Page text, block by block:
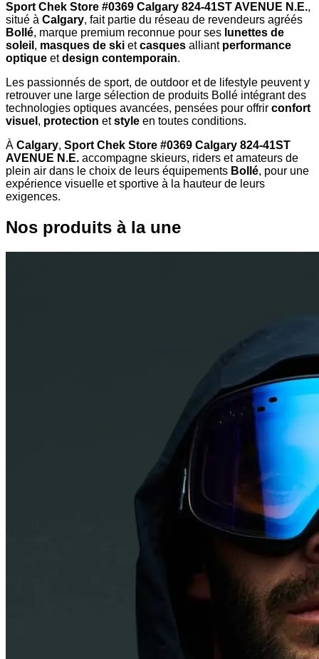
Sport Chek Store #0369 Calgary 824-41ST AVENUE N.E.,
situé à Calgary, fait partie du réseau de revendeurs agréés
Bollé, marque premium reconnue pour ses lunettes de
soleil , masques de ski etcasques alliant performance
optique etdesign contemporain.
Les passionnés de sport, de outdoor et de lifestyle peuvent y
retrouver une large sélection de produits Bollé intégrant des
technologies optiques avancées, pensées pour offrir confort
visuel , protection etstyle en toutes conditions.
À Calgary, Sport Chek Store #0369 Calgary 824-41ST
AVENUE N.E. accompagne skieurs, riders et amateurs de
plein air dans le choix de leurs équipements Bollé, pour une
expérience visuelle et sportive à la hauteur de leurs
exigences.
Nos produits à la une